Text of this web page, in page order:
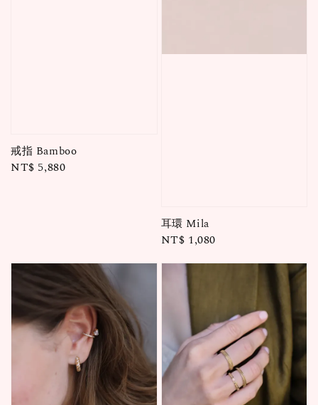
戒指 Bamboo
Regular
NT$ 5,880
耳環 Mila
Regular
NT$ 1,080